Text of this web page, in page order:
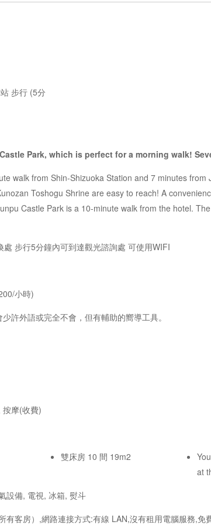
步行 (5分
Park, which is perfect for a morning walk!
walk from Shin-Shizuoka Station and 7 minutes
Toshogu Shrine are easy to reach! A
Castle Park is a 10-minute walk from the hotel.
步行5分鐘內可到達觀光諮詢處 可使用WIFI
小時)
許外語或完全不會，但有輔助的嚮導工具。
按摩(收費)
雙床房 10 間 19m2
at
設備, 電視, 冰箱, 熨斗
有客房）,網路連接方式:有線 LAN,沒有租用電腦服務,免